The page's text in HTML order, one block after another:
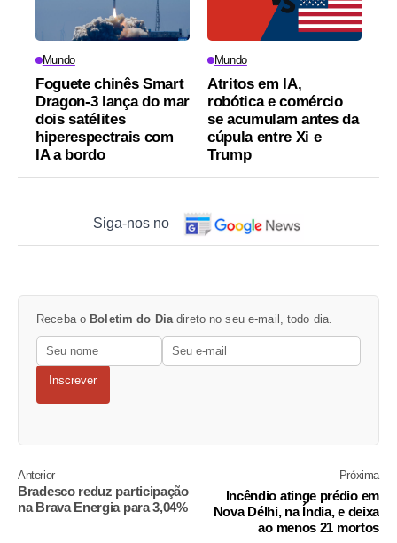
Mundo
Foguete chinês Smart
Dragon-3 lança do mar
dois satélites
hiperespectrais com
IA a bordo
Mundo
Atritos em IA,
robótica e comércio
se acumulam antes da
cúpula entre Xi e
Trump
Siga-nos no
Receba o Boletim do Dia direto no seu e-mail, todo dia.
Inscrever
Anterior
Bradesco reduz participação
na Brava Energia para 3,04%
Próxima
Incêndio atinge prédio em
Nova Délhi, na Índia, e deixa
ao menos 21 mortos